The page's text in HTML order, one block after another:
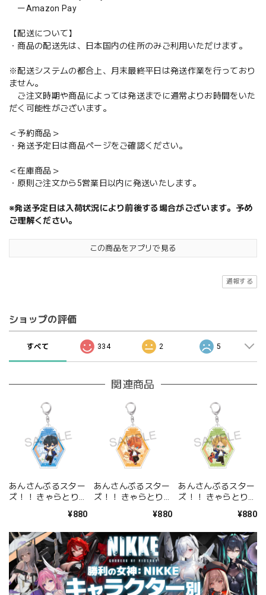
ーAmazon Pay
【配送について】
・商品の配送先は、日本国内の住所のみご利用いただけます。
※配送システムの都合上、月末最終平日は発送作業を行っており
ません。
ご注文時期や商品によっては発送までに通常よりお時間をいた
だく可能性がございます。
＜予約商品＞
・発送予定日は商品ページをご確認ください。
＜在庫商品＞
・原則ご注文から5営業日以内に発送いたします。
※発送予定日は入荷状況により前後する場合がございます。予め
ご理解ください。
この商品をアプリで見る
通報する
ショップの評価
すべて 334 2 5
関連商品
あんさんぶるスター
ズ！！ きゃらとりあ
¥880
あんさんぶるスター
ズ！！ きゃらとりあ
¥880
あんさんぶるスター
ズ！！ きゃらとりあ
¥880